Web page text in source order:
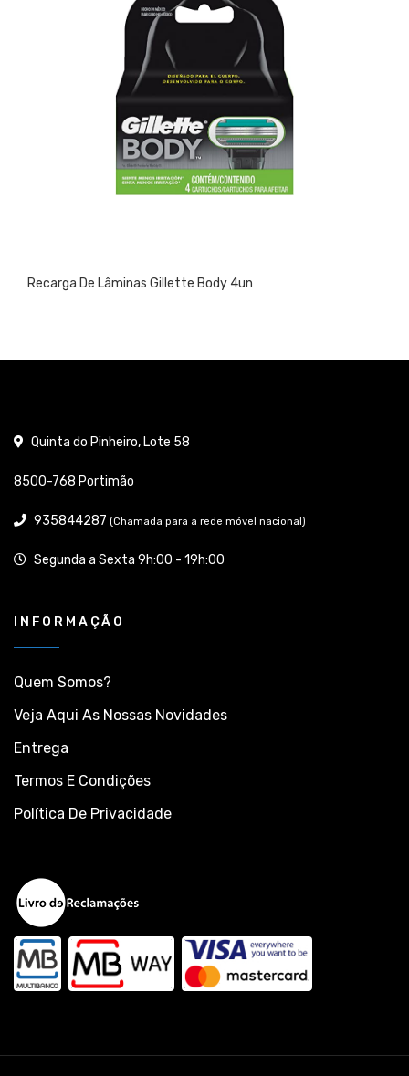
Recarga De Lâminas Gillette Body 4un
Quinta do Pinheiro, Lote 58
8500-768 Portimão
935844287 (Chamada para a rede móvel nacional)
Segunda a Sexta 9h:00 - 19h:00
INFORMAÇÃO
Quem Somos?
Veja Aqui As Nossas Novidades
Entrega
Termos E Condições
Política De Privacidade